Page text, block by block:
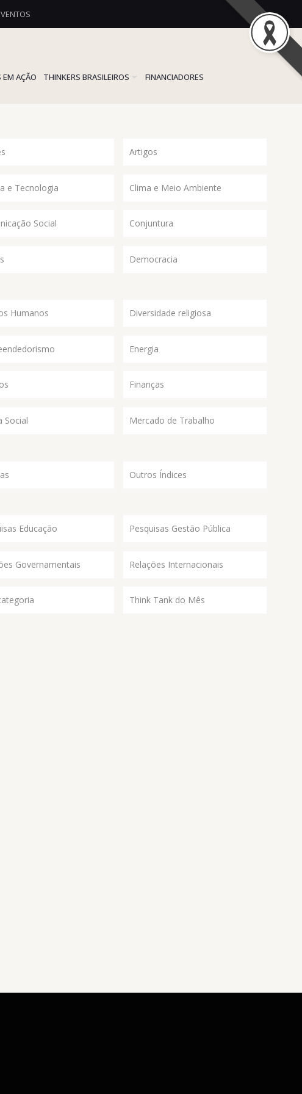
EM AÇÃO THINKERS BRASILEIROS FINANCIADORES
Artigos
e Tecnologia Clima e Meio Ambiente
Social Conjuntura
Democracia
Humanos Diversidade religiosa
Energia
Finanças
Social Mercado de Trabalho
Outros Índices
Educação Pesquisas Gestão Pública
Governamentais Relações Internacionais
Think Tank do Mês